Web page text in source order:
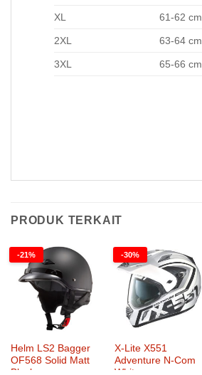
XL 61-62 cm
2XL 63-64 cm
3XL 65-66 cm
PRODUK TERKAIT
-21%
Helm LS2 Bagger
OF568 Solid Matt
Black
-30%
X-Lite X551
Adventure N-Com
White